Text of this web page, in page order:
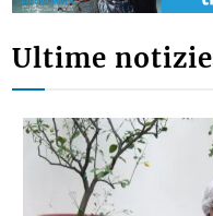
Ultime notizie